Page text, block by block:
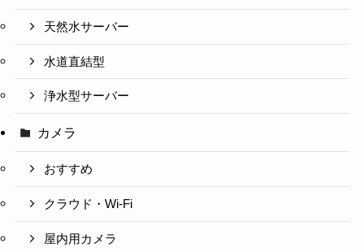
天然水サーバー
水道直結型
浄水型サーバー
カメラ
おすすめ
クラウド・Wi-Fi
屋内用カメラ